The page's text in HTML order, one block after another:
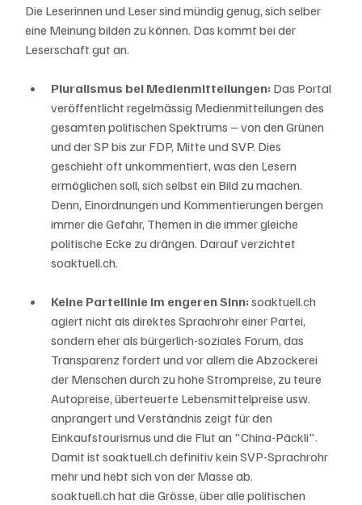
Die Leserinnen und Leser sind mündig genug, sich selber
eine Meinung bilden zu können. Das kommt bei der
Leserschaft gut an.
Pluralismus bei Medienmitteilungen: Das Portal
veröffentlicht regelmässig Medienmitteilungen des
gesamten politischen Spektrums – von den Grünen
und der SP bis zur FDP, Mitte und SVP. Dies
geschieht oft unkommentiert, was den Lesern
ermöglichen soll, sich selbst ein Bild zu machen.
Denn, Einordnungen und Kommentierungen bergen
immer die Gefahr, Themen in die immer gleiche
politische Ecke zu drängen. Darauf verzichtet
soaktuell.ch.
Keine Parteilinie im engeren Sinn: soaktuell.ch
agiert nicht als direktes Sprachrohr einer Partei,
sondern eher als bürgerlich-soziales Forum, das
Transparenz fordert und vor allem die Abzockerei
der Menschen durch zu hohe Strompreise, zu teure
Autopreise, überteuerte Lebensmittelpreise usw.
anprangert und Verständnis zeigt für den
Einkaufstourismus und die Flut an "China-Päckli".
Damit ist soaktuell.ch definitiv kein SVP-Sprachrohr
mehr und hebt sich von der Masse ab.
soaktuell.ch hat die Grösse, über alle politischen